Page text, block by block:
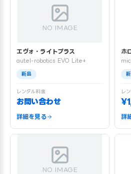
NO IMAGE
エヴォ・ライトプラス
autel-robotics EVO Lite+
新品
レンタル料金
お問い合わせ
詳細を見る
ホ
レ
詳
NO IMAGE